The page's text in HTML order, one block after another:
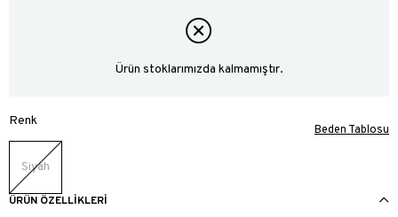
Ürün stoklarımızda kalmamıştır.
Renk
Siyah
Beden Tablosu
ÜRÜN ÖZELLIKLERI